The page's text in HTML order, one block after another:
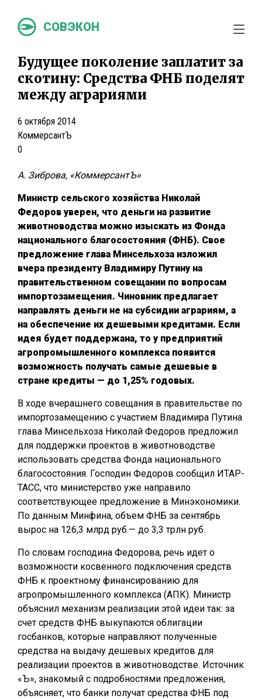
СОВЭКОН
Будущее поколение заплатит за
скотину: Средства ФНБ поделят
между аграриями
6 октября 2014
КоммерсантЪ
0
А. Зиброва, «КоммерсантЪ»
Министр сельского хозяйства Николай
Федоров уверен, что деньги на развитие
животноводства можно изыскать из Фонда
национального благосостояния (ФНБ). Свое
предложение глава Минсельхоза изложил
вчера президенту Владимиру Путину на
правительственном совещании по вопросам
импортозамещения. Чиновник предлагает
направлять деньги не на субсидии аграриям, а
на обеспечение их дешевыми кредитами. Если
идея будет поддержана, то у предприятий
агропромышленного комплекса появится
возможность получать самые дешевые в
стране кредиты — до 1,25% годовых.
В ходе вчерашнего совещания в правительстве по
импортозамещению с участием Владимира Путина
глава Минсельхоза Николай Федоров предложил
для поддержки проектов в животноводстве
использовать средства Фонда национального
благосостояния. Господин Федоров сообщил ИТАР-
ТАСС, что министерство уже направило
соответствующее предложение в Минэкономики.
По данным Минфина, объем ФНБ за сентябрь
вырос на 126,3 млрд руб.— до 3,3 трлн руб.
По словам господина Федорова, речь идет о
возможности косвенного подключения средств
ФНБ к проектному финансированию для
агропромышленного комплекса (АПК). Министр
объяснил механизм реализации этой идеи так: за
счет средств ФНБ выкупаются облигации
госбанков, которые направляют полученные
средства на выдачу дешевых кредитов для
реализации проектов в животноводстве. Источник
«Ъ», знакомый с подробностями предложения,
объясняет, что банки получат средства ФНБ под